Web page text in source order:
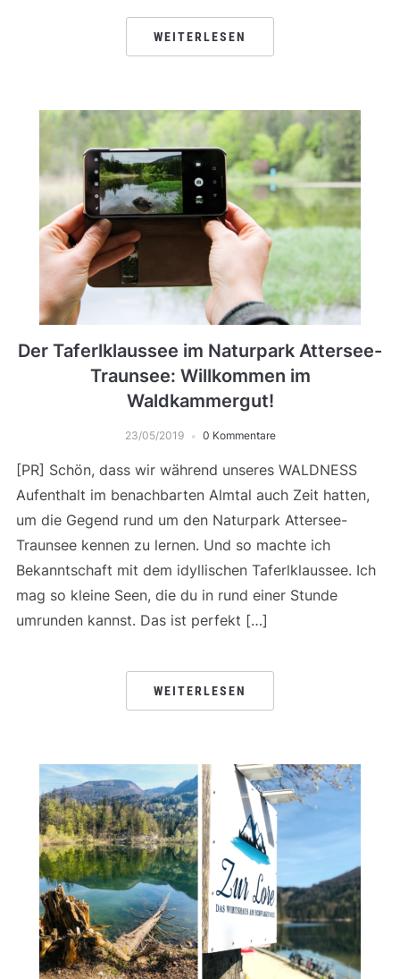
WEITERLESEN
Der Taferlklaussee im Naturpark Attersee-
Traunsee: Willkommen im
Waldkammergut!
23/05/2019 0 Kommentare
[PR] Schön, dass wir während unseres WALDNESS
Aufenthalt im benachbarten Almtal auch Zeit hatten,
um die Gegend rund um den Naturpark Attersee-
Traunsee kennen zu lernen. Und so machte ich
Bekanntschaft mit dem idyllischen Taferlklaussee. Ich
mag so kleine Seen, die du in rund einer Stunde
umrunden kannst. Das ist perfekt […]
WEITERLESEN